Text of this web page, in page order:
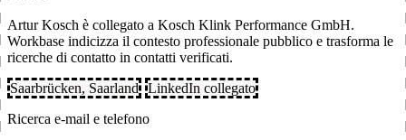
Artur Kosch è collegato a Kosch Klink Performance GmbH.
Workbase indicizza il contesto professionale pubblico e trasforma le
ricerche di contatto in contatti verificati.
Saarbrücken, Saarland
LinkedIn collegato
Ricerca e-mail e telefono